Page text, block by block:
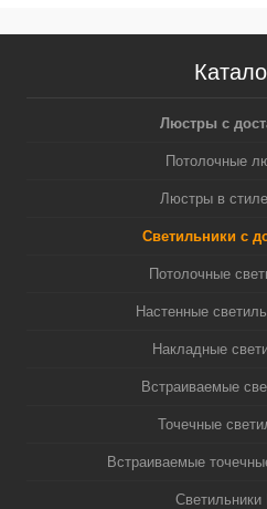
Люстры с
Потолочные
Люстры в
Светильники с
Потолочные
Настенные
Накладные
Встраиваемые
Точечные
Встраиваемые
Светильники